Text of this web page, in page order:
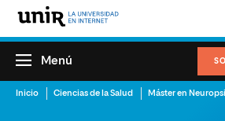
Menú
Inicio Ciencias de la Salud